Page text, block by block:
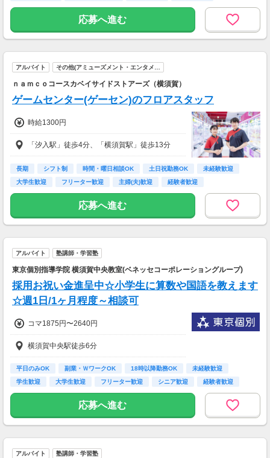
■JR「久里浜駅」より車で11分
応募へ進む
アルバイト その他(アミューズメント・エンタメ…
ｎａｍｃｏコースカベイサイドストアーズ（横須賀）
ゲームセンター(ゲーセン)のフロアスタッフ
時給1300円
「汐入駅」徒歩4分、「横須賀駅」徒歩13分
長期 シフト制 時間・曜日相談OK 土日祝勤務OK
未経験歓迎
大学生歓迎
フリーター歓迎 主婦(夫)歓迎 経験者歓迎
応募へ進む
アルバイト 塾講師・学習塾
東京個別指導学院 横須賀中央教室(ベネッセコーポレーショングループ)
採用お祝い金進呈中☆小学生に算数や国語を教えます
☆週1日/1ヶ月程度～相談可
コマ1875円〜2640円
横須賀中央駅徒歩6分
平日のみOK 副業・ＷワークOK 18時以降勤務OK
未経験歓迎
学生歓迎
大学生歓迎 フリーター歓迎 シニア歓迎 経験者歓迎
応募へ進む
アルバイト 塾講師・学習塾